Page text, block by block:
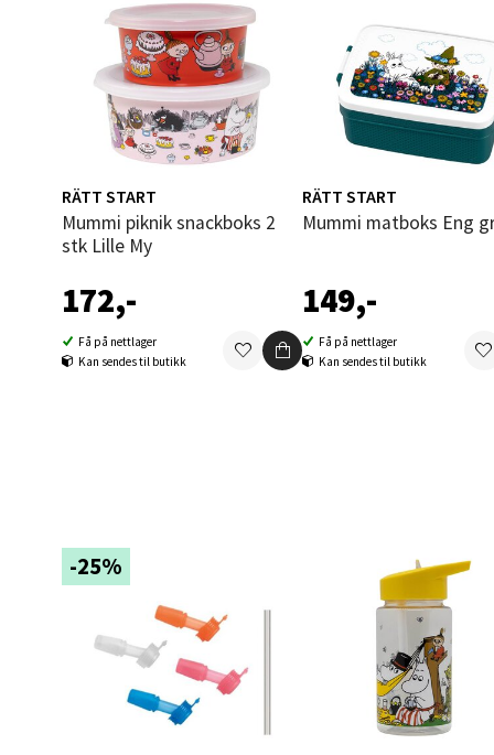
RÄTT START
Mummi piknik snackboks 2
stk Lille My
172,-
Få på nettlager
Kan sendes til butikk
RÄTT START
Mummi matboks Eng
149,-
Få på nettlager
Kan sendes til butikk
-25%
Åpent
Åpent i